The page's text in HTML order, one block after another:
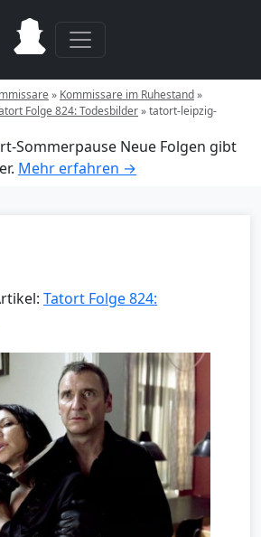
» Kommissare im Ruhestand»
Folge 824: Todesbilder»tatort-leipzig-
Sommerpause Neue Folgen gibt
Mehr erfahren →
Tatort Folge 824: